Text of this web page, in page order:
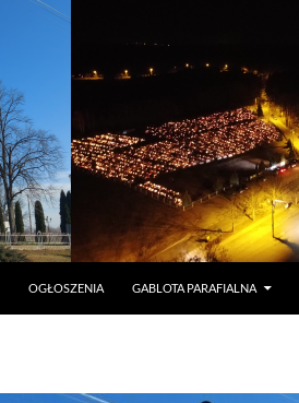
OGŁOSZENIA
GABLOTA PARAFIALNA